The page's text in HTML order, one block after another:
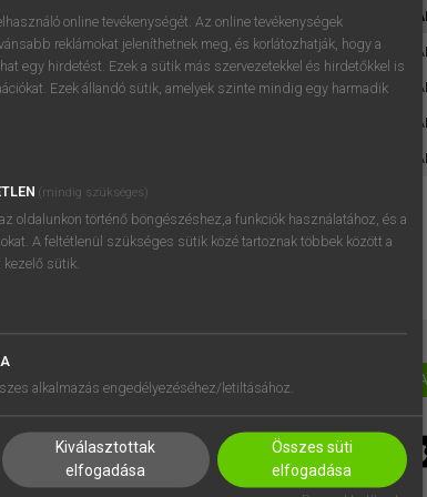
próbaverziójának elindításához
regisztrálok ésbelépek.
REGISZTRÁCIÓ
BEÁLLÍTÁSOK
online tevékenységét. Az online tevékenységek
reklámokat jeleníthetnek meg, és korlátozhatják, hogy a
egy hirdetést. Ezek a sütik más szervezetekkel és hirdetőkkel is
Ezek állandó sütik, amelyek szinte mindig egy harmadik
(mindig szükséges)
oldalunkon történő böngészéshez,a funkciók használatához, és a
A feltétlenül szükséges sütik közé tartoznak többek között a
sütik.
alkalmazás engedélyezéséhez/letiltásához.
Kiválasztottak
elfogadása
Összes süti
elfogadása